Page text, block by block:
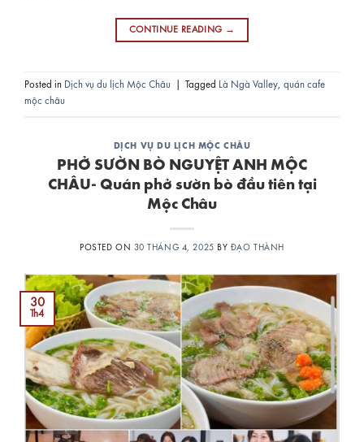
CONTINUE READING →
Posted in Dịch vụ du lịch Mộc Châu Tagged Là Ngà Valley, quán cafe
mộc châu
DỊCH VỤ DU LỊCH MỘC CHÂU
PHỞ SƯỜN BÒ NGUYỆT ANH MỘC
CHÂU- Quán phở sườn bò đầu tiên tại
Mộc Châu
POSTED ON 30 THÁNG 4, 2025 BY ĐẠO THÀNH
30
Th4